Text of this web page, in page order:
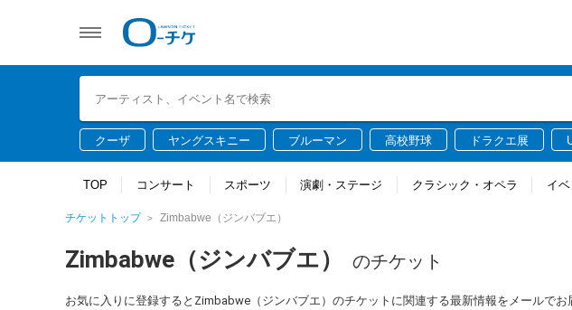
クーザ ヤングスキニー ブルーマン 高校野球 ドラクエ展
TOP コンサート スポーツ 演劇・ステージ クラシック・オペラ イ
チケットトップ Zimbabwe（ジンバブエ）
Zimbabwe（ジンバブエ） のチケット
お気に入りに登録するとZimbabwe（ジンバブエ）のチケットに関連する最新情報をメールでお